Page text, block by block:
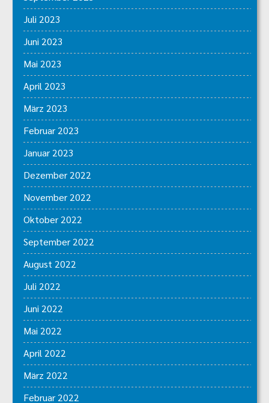
Juli 2023
Juni 2023
Mai 2023
April 2023
März 2023
Februar 2023
Januar 2023
Dezember 2022
November 2022
Oktober 2022
September 2022
August 2022
Juli 2022
Juni 2022
Mai 2022
April 2022
März 2022
Februar 2022